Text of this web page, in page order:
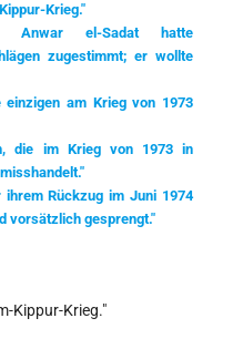
Krieg."
Anwar el-Sadat hatte
zugestimmt; er wollte
am Krieg von 1973
die im Krieg von 1973 in
Rückzug im Juni 1974
vorsätzlich gesprengt."
Kippur-Krieg."